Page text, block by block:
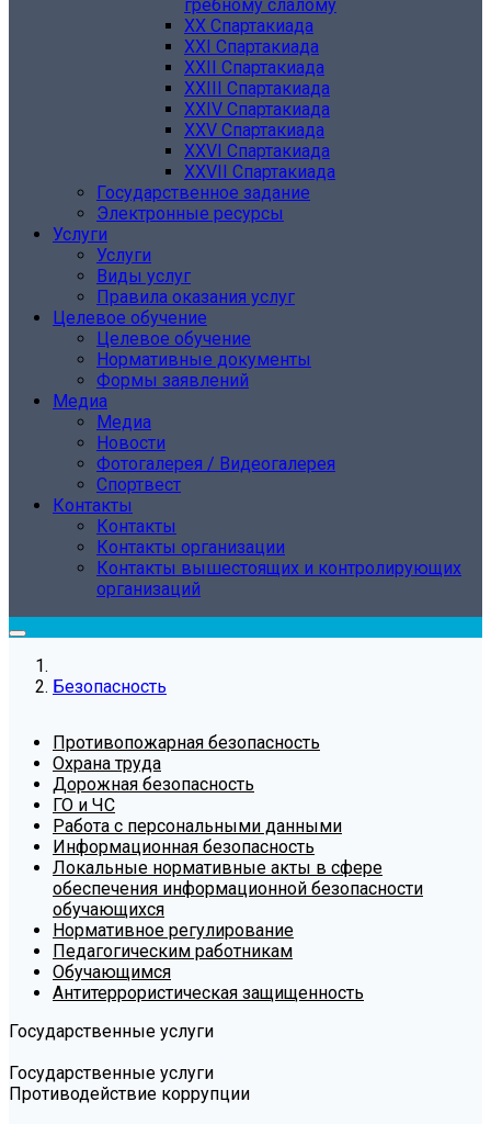
гребному слалому
ХХ Спартакиада
XXI Спартакиада
XXII Спартакиада
XXIII Спартакиада
XXIV Спартакиада
XXV Спартакиада
XXVI Спартакиада
XXVII Спартакиада
Государственное задание
Электронные ресурсы
Услуги
Услуги
Виды услуг
Правила оказания услуг
Целевое обучение
Целевое обучение
Нормативные документы
Формы заявлений
Медиа
Медиа
Новости
Фотогалерея / Видеогалерея
Спортвест
Контакты
Контакты
Контакты организации
Контакты вышестоящих и контролирующих
организаций
Безопасность
Противопожарная безопасность
Охрана труда
Дорожная безопасность
ГО и ЧС
Работа с персональными данными
Информационная безопасность
Локальные нормативные акты в сфере
обеспечения информационной безопасности
обучающихся
Нормативное регулирование
Педагогическим работникам
Обучающимся
Антитеррористическая защищенность
Государственные услуги
Государственные услуги
Противодействие коррупции